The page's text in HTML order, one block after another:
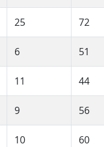
25 72
6 51
11 44
9 56
10 60